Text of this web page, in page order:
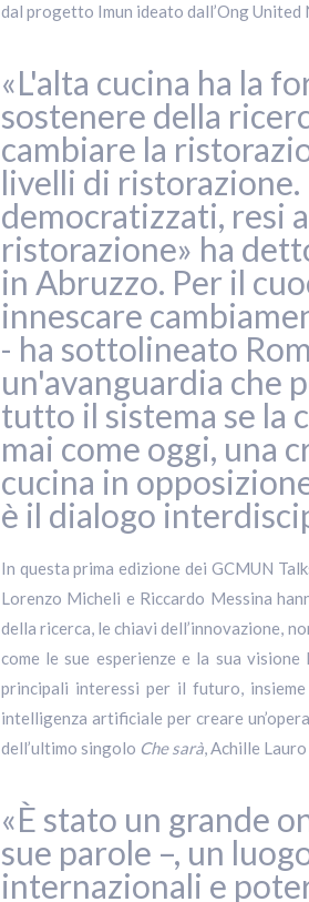
dal progetto Imun ideato dall’Ong
«L'alta cucina ha la
sostenere della
cambiare la
livelli di
democratizzati, resi
ristorazione» ha
in Abruzzo. Per il
innescare
- ha sottolineato
un'avanguardia che
tutto il sistema se la
mai come oggi, una
cucina in
è il dialogo
In questa prima edizione dei GCMUN
Lorenzo Micheli e Riccardo Messina
della ricerca, le chiavi dell’innovazione,
come le sue esperienze e la sua
principali interessi per il futuro,
intelligenza artificiale per creare
dell’ultimo singolo Che sarà, Achille
«È stato un grande
sue parole –, un
internazionali e